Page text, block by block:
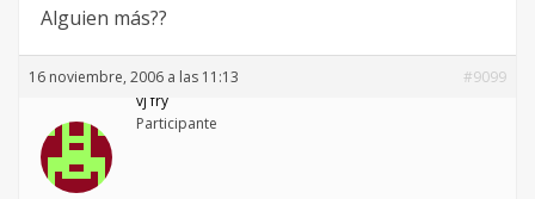
Alguien más??
16 noviembre, 2006 a las 11:13
#9099
vj fry
Participante